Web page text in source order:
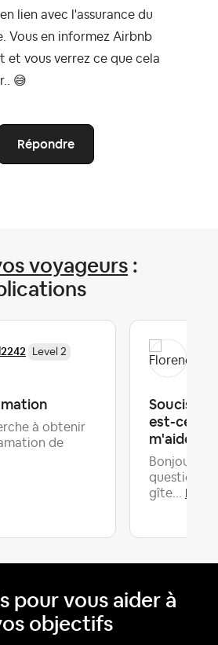
lien avec l'assurance du
Vous en informez Airbnb
et vous verrez ce que cela
😅
Répondre
voyageurs :
Level 2
à obtenir
de
Soucis
est-ce
m'aider ?
Bonjour,j'
question
gîte...
pour vous aider à
objectifs